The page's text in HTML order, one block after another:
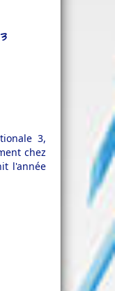
3,
chez
l'année